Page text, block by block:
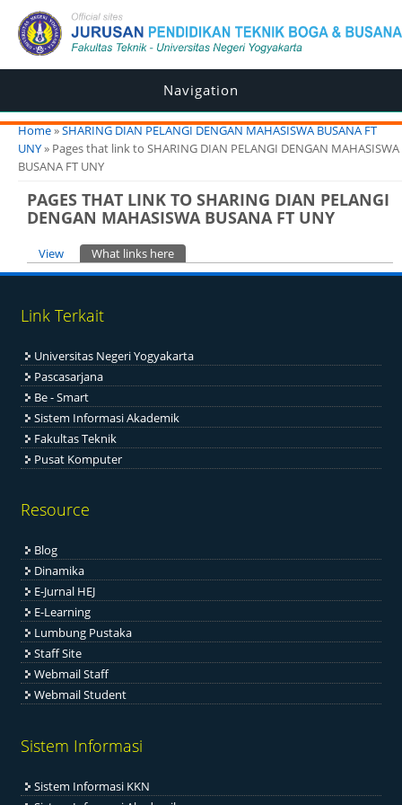
Navigation
You are here
Home»SHARING DIAN PELANGI DENGAN MAHASISWA BUSANA FT
UNY» Pages that link to SHARING DIAN PELANGI DENGAN MAHASISWA
BUSANA FT UNY
PAGES THAT LINK TO SHARING DIAN PELANGI
DENGAN MAHASISWA BUSANA FT UNY
Primary tabs
View What links here
Link Terkait
Universitas Negeri Yogyakarta
Pascasarjana
Be - Smart
Sistem Informasi Akademik
Fakultas Teknik
Pusat Komputer
Resource
Blog
Dinamika
E-Jurnal HEJ
E-Learning
Lumbung Pustaka
Staff Site
Webmail Staff
Webmail Student
Sistem Informasi
Sistem Informasi KKN